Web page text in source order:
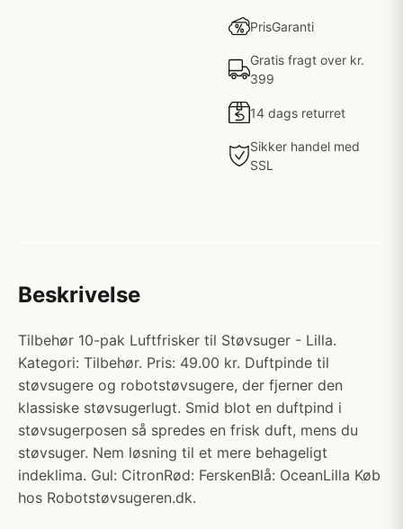
PrisGaranti
Gratis fragt over kr.
399
14 dags returret
Sikker handel med
SSL
Beskrivelse
Tilbehør 10-pak Luftfrisker til Støvsuger - Lilla.
Kategori: Tilbehør. Pris: 49.00 kr. Duftpinde til
støvsugere og robotstøvsugere, der fjerner den
klassiske støvsugerlugt. Smid blot en duftpind i
støvsugerposen så spredes en frisk duft, mens du
støvsuger. Nem løsning til et mere behageligt
indeklima. Gul: CitronRød: FerskenBlå: OceanLilla Køb
hos Robotstøvsugeren.dk.